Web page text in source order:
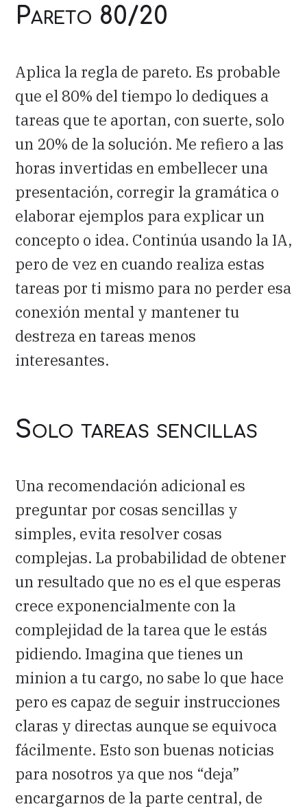
Pareto 80/20
Aplica la regla de pareto. Es probable
que el 80% del tiempo lo dediques a
tareas que te aportan, con suerte, solo
un 20% de la solución. Me refiero a las
horas invertidas en embellecer una
presentación, corregir la gramática o
elaborar ejemplos para explicar un
concepto o idea. Continúa usando la IA,
pero de vez en cuando realiza estas
tareas por ti mismo para no perder esa
conexión mental y mantener tu
destreza en tareas menos
interesantes.
Solo tareas sencillas
Una recomendación adicional es
preguntar por cosas sencillas y
simples, evita resolver cosas
complejas. La probabilidad de obtener
un resultado que no es el que esperas
crece exponencialmente con la
complejidad de la tarea que le estás
pidiendo. Imagina que tienes un
minion a tu cargo, no sabe lo que hace
pero es capaz de seguir instrucciones
claras y directas aunque se equivoca
fácilmente. Esto son buenas noticias
para nosotros ya que nos “deja”
encargarnos de la parte central, de